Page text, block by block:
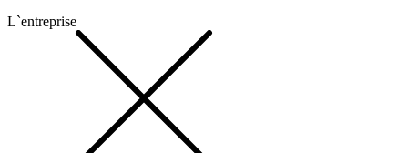
L`entreprise